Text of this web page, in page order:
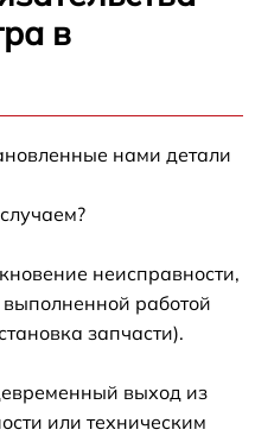
в
нами детали
неисправности,
работой
запчасти).
выход из
или техническим